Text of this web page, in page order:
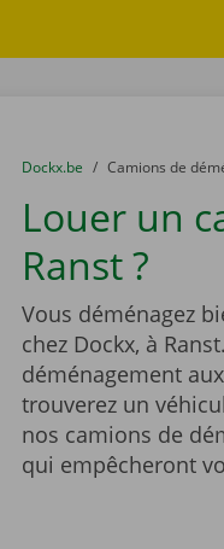
You are here:
du
Dockx.be to
Camions de
Louer un
Ranst ?
Vous déménagez
chez Dockx, à
déménagement
trouverez un
nos camions de
qui empêcheront